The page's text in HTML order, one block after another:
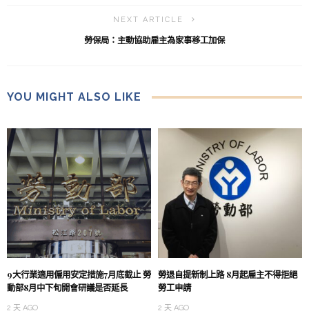
NEXT ARTICLE
勞保局：主動協助雇主為家事移工加保
YOU MIGHT ALSO LIKE
9大行業適用僱用安定措施7月底截止 勞
動部8月中下旬開會研議是否延長
2 天 AGO
勞退自提新制上路 8月起雇主不得拒絕
勞工申請
2 天 AGO